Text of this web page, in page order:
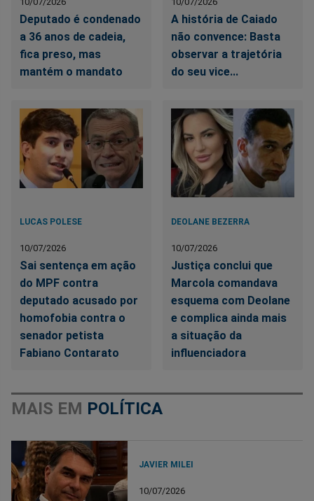
Deputado é condenado
a 36 anos de cadeia,
fica preso, mas
mantém o mandato
A história de Caiado
não convence: Basta
observar a trajetória
do seu vice...
LUCAS POLESE
10/07/2026
Sai sentença em ação
do MPF contra
deputado acusado por
homofobia contra o
senador petista
Fabiano Contarato
DEOLANE BEZERRA
10/07/2026
Justiça conclui que
Marcola comandava
esquema com Deolane
e complica ainda mais
a situação da
influenciadora
MAIS EM POLÍTICA
JAVIER MILEI
10/07/2026